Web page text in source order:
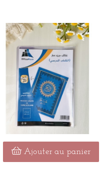
Ajouter au panier